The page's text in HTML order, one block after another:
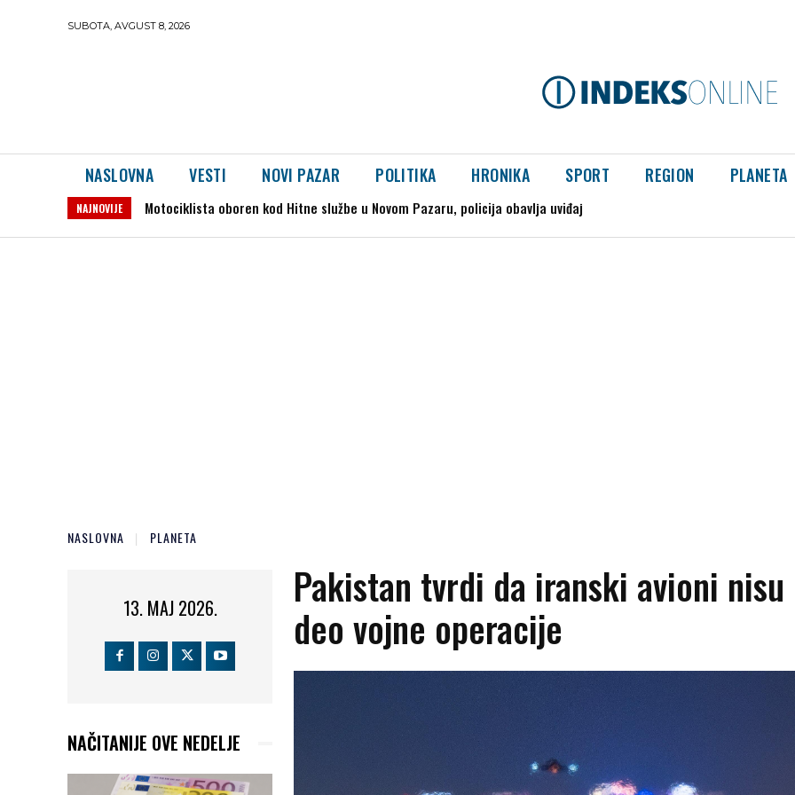
SUBOTA, AVGUST 8, 2026
NASLOVNA VESTI NOVI PAZAR POLITIKA HRONIKA SPORT REGION PLANETA
NAJNOVIJE Motociklista oboren kod Hitne službe u Novom Pazaru, policija obavlja uviđaj
Dron preleteo iz Rumunije u Bugarsku i eksplodirao kod gasovoda
NASLOVNA PLANETA
13. MAJ 2026.
NAČITANIJE OVE NEDELJE
Pakistan tvrdi da iranski avioni
deo vojne operacije